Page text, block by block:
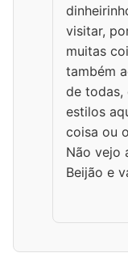
visitar,
muitas
também
de todas,
estilos
coisa ou
Não vejo
Beijão e